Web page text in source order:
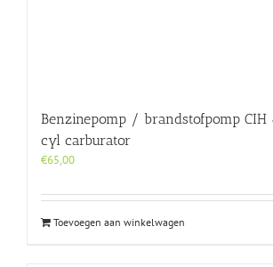
Benzinepomp / brandstofpomp
cyl carburator
€65,00
Toevoegen aan winkelwagen